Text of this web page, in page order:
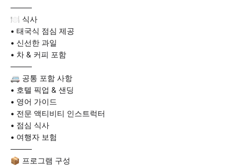
⸻
🍽️ 식사
• 태국식 점심 제공
• 신선한 과일
• 차 & 커피 포함
⸻
🚐 공통 포함 사항
• 호텔 픽업 & 샌딩
• 영어 가이드
• 전문 액티비티 인스트럭터
• 점심 식사
• 여행자 보험
⸻
📦 프로그램 구성